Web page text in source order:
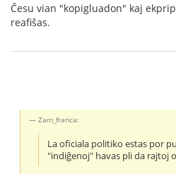
Ĉesu vian "kopigluadon" kaj
reafiŝas.
Zam_franca:
La oficiala politiko estas por
"indiĝenoj" havas pli da rajtoj